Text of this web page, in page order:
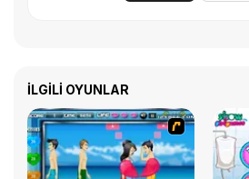
İLGILI OYUNLAR